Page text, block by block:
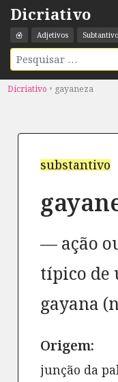
Dicriativo
Adjetivos
Dicriativo • gayaneza
substantivo
ação
típico de
gayana
Origem:
junção da